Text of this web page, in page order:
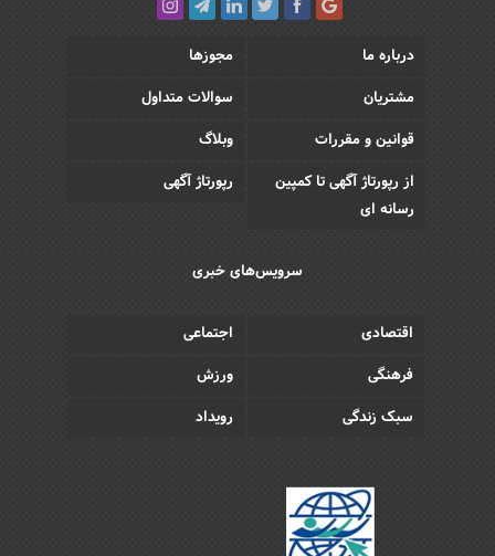
درباره ما
مجوزها
مشتریان
سوالات متداول
قوانین و مقررات
وبلاگ
از رپورتاژ آگهی تا کمپین
رسانه ای
رپورتاژ آگهی
سرویس‌های خبری
اقتصادی
اجتماعی
فرهنگی
ورزش
سبک زندگی
رویداد